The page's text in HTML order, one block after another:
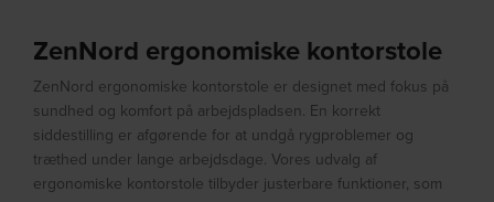
ZenNord ergonomiske kontorstole
ZenNord ergonomiske kontorstole er designet med fokus på
sundhed og komfort på arbejdspladsen. En korrekt
siddestilling er afgørende for at undgå rygproblemer og
træthed under lange arbejdsdage. Vores udvalg af
ergonomiske kontorstole tilbyder justerbare funktioner, som